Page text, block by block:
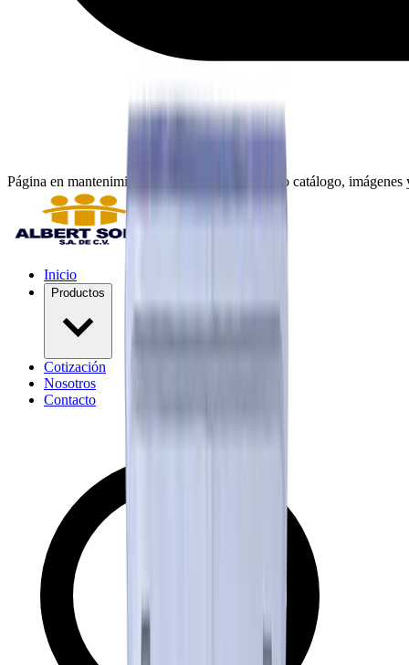
Página en mantenimiento: seguimos actualizando catálogo,
Inicio
Productos
Cotización
Nosotros
Contacto